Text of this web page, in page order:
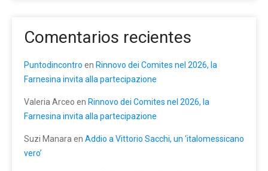
Comentarios recientes
Puntodincontro en Rinnovo dei Comites nel 2026, la
Farnesina invita alla partecipazione
Valeria Arceo en Rinnovo dei Comites nel 2026, la
Farnesina invita alla partecipazione
Suzi Manara en Addio a Vittorio Sacchi, un ‘italomessicano
vero’